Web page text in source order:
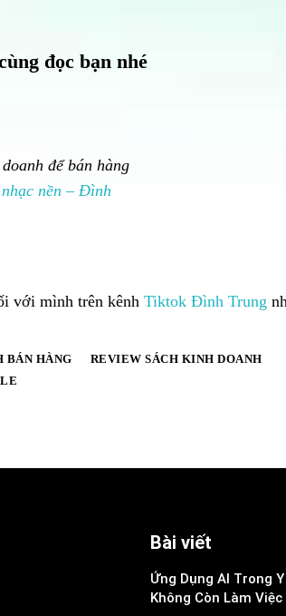
đọc bạn nhé
để bán hàng
nền – Đình
với mình trên kênh Tiktok Đình Trung
BÁN HÀNG
REVIEW SÁCH KINH DOANH
Bài viết
Ứng Dụng AI Trong
Không Còn Làm